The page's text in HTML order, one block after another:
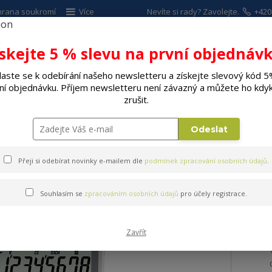
soukromí Více
Hledat
Nevíte si rady? Zavolejte.
SPOTŘEBIČE ELEKTRO DÍLNA A
Kalkulačka CASIO MS 88 ECO
88 ECO
5 % slevu na první
se k odebírání našeho newsletteru a získejte slevový kód
objednávku. Příjem newsletteru není závazný a můžete ho
zrušit.
Odeslat
Přeji si odebírat novinky e-mailem dle podmínek zpracování osobních údajů.
Souhlasím se zpracováním osobních údajů pro účely registrace.
Zavřít